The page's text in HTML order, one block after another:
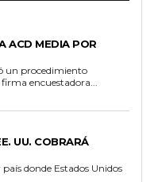
ACD MEDIA POR
un procedimiento
encuestadora...
UU. COBRARÁ
donde Estados Unidos